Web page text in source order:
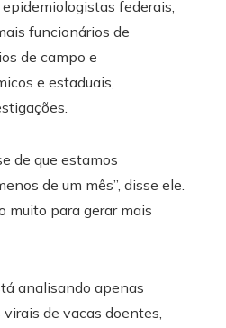
federais,
funcionários de
de campo e
e estaduais,
de que estamos
de um mês”, disse ele.
muito para gerar mais
analisando apenas
de vacas doentes,